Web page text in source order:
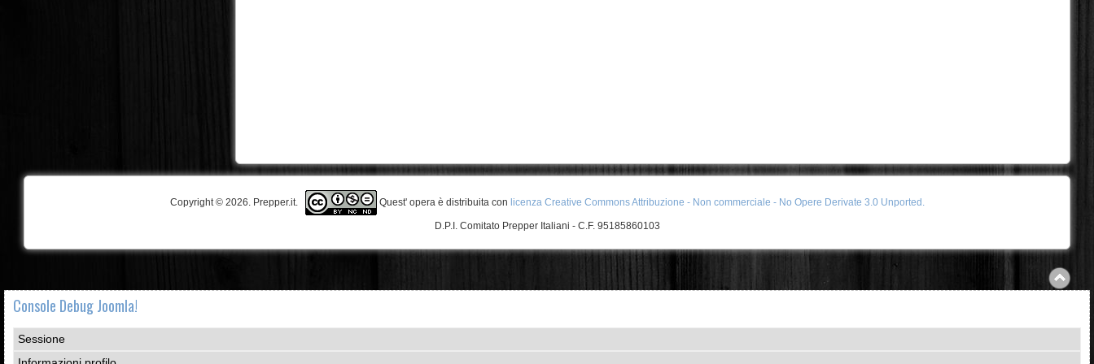
Copyright © 2026. Prepper.it. Quest' opera è distribuita con licenza Creative Commons Attribuzione - Non commerciale - No Opere Derivate 3.0 Unported.
D.P.I. Comitato Prepper Italiani - C.F. 95185860103
Console Debug Joomla!
Sessione